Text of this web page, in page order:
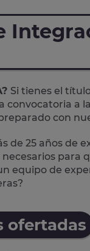
Si tienes el
convocatoria a
con
de 25 años de
para
equipo de
ofertadas